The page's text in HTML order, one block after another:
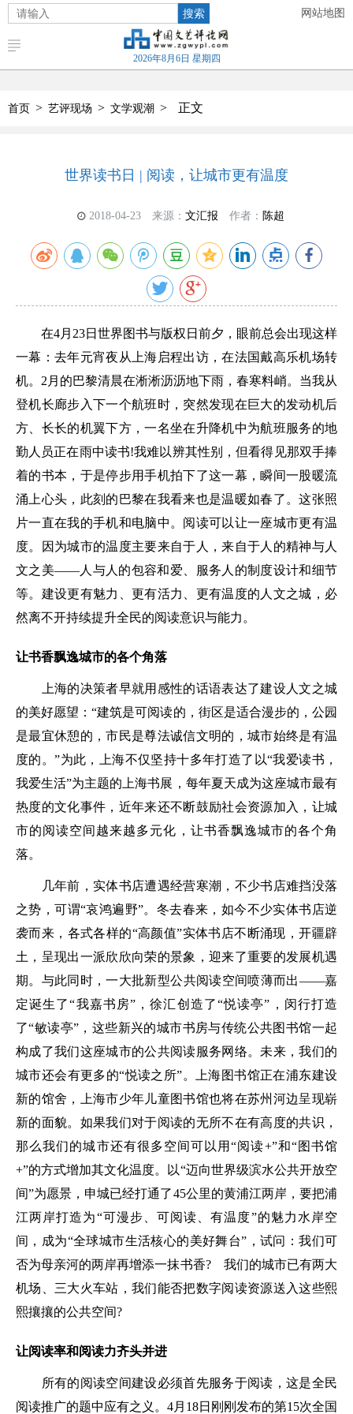
搜索 网站地图
2026年8月6日 星期四
首页 > 艺评现场 > 文学观潮 > 正文
世界读书日 | 阅读，让城市更有温度
2018-04-23 来源： 文汇报 作者： 陈超
在4月23日世界图书与版权日前夕，眼前总会出现这样
一幕：去年元宵夜从上海启程出访，在法国戴高乐机场转
机。2月的巴黎清晨在淅淅沥沥地下雨，春寒料峭。当我从
登机长廊步入下一个航班时，突然发现在巨大的发动机后
方、长长的机翼下方，一名坐在升降机中为航班服务的地
勤人员正在雨中读书!我难以辨其性别，但看得见那双手捧
着的书本，于是停步用手机拍下了这一幕，瞬间一股暖流
涌上心头，此刻的巴黎在我看来也是温暖如春了。这张照
片一直在我的手机和电脑中。阅读可以让一座城市更有温
度。因为城市的温度主要来自于人，来自于人的精神与人
文之美——人与人的包容和爱、服务人的制度设计和细节
等。建设更有魅力、更有活力、更有温度的人文之城，必
然离不开持续提升全民的阅读意识与能力。
让书香飘逸城市的各个角落
上海的决策者早就用感性的话语表达了建设人文之城
的美好愿望：“建筑是可阅读的，街区是适合漫步的，公园
是最宜休憩的，市民是尊法诚信文明的，城市始终是有温
度的。”为此，上海不仅坚持十多年打造了以“我爱读书，
我爱生活”为主题的上海书展，每年夏天成为这座城市最有
热度的文化事件，近年来还不断鼓励社会资源加入，让城
市的阅读空间越来越多元化，让书香飘逸城市的各个角
落。
几年前，实体书店遭遇经营寒潮，不少书店难挡没落
之势，可谓“哀鸿遍野”。冬去春来，如今不少实体书店逆
袭而来，各式各样的“高颜值”实体书店不断涌现，开疆辟
土，呈现出一派欣欣向荣的景象，迎来了重要的发展机遇
期。与此同时，一大批新型公共阅读空间喷薄而出——嘉
定诞生了“我嘉书房”，徐汇创造了“悦读亭”，闵行打造
了“敏读亭”，这些新兴的城市书房与传统公共图书馆一起
构成了我们这座城市的公共阅读服务网络。未来，我们的
城市还会有更多的“悦读之所”。上海图书馆正在浦东建设
新的馆舍，上海市少年儿童图书馆也将在苏州河边呈现崭
新的面貌。如果我们对于阅读的无所不在有高度的共识，
那么我们的城市还有很多空间可以用“阅读+”和“图书馆
+”的方式增加其文化温度。以“迈向世界级滨水公共开放空
间”为愿景，申城已经打通了45公里的黄浦江两岸，要把浦
江两岸打造为“可漫步、可阅读、有温度”的魅力水岸空
间，成为“全球城市生活核心的美好舞台”，试问：我们可
否为母亲河的两岸再增添一抹书香? 我们的城市已有两大
机场、三大火车站，我们能否把数字阅读资源送入这些熙
熙攘攘的公共空间?
让阅读率和阅读力齐头并进
所有的阅读空间建设必须首先服务于阅读，这是全民
阅读推广的题中应有之义。4月18日刚刚发布的第15次全国